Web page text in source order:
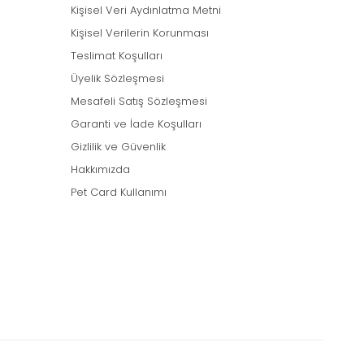
Kişisel Veri Aydınlatma Metni
Kişisel Verilerin Korunması
Teslimat Koşulları
Üyelik Sözleşmesi
Mesafeli Satış Sözleşmesi
Garanti ve İade Koşulları
Gizlilik ve Güvenlik
Hakkımızda
Pet Card Kullanımı